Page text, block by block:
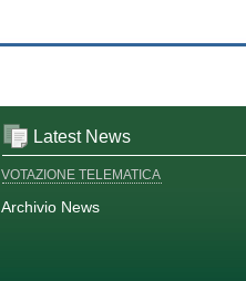
Latest News
VOTAZIONE TELEMATICA
Archivio News